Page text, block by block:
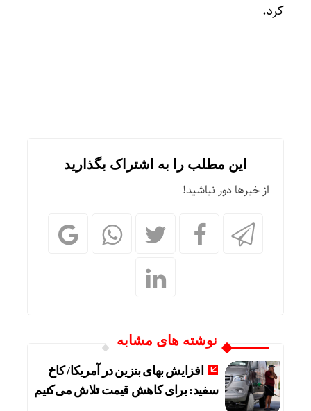
کرد.
این مطلب را به اشتراک بگذارید
از خبرها دور نباشید!
نوشته های مشابه
افزایش بهای بنزین در آمریکا/ کاخ
سفید: برای کاهش قیمت تلاش می‌کنیم